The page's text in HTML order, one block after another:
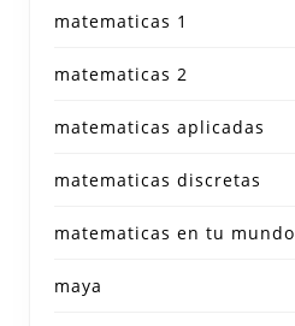
matematicas 1
matematicas 2
matematicas aplicadas
matematicas discretas
matematicas en tu mundo
maya